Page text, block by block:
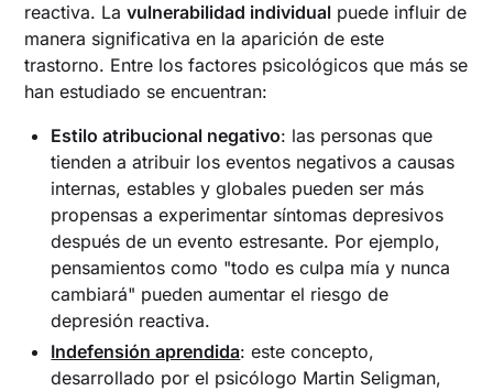
reactiva. Lavulnerabilidad individual puede influir de
manera significativa en la aparición de este
trastorno. Entre los factores psicológicos que más se
han estudiado se encuentran:
Estilo atribucional negativo: las personas que
tienden a atribuir los eventos negativos a causas
internas, estables y globales pueden ser más
propensas a experimentar síntomas depresivos
después de un evento estresante. Por ejemplo,
pensamientos como "todo es culpa mía y nunca
cambiará" pueden aumentar el riesgo de
depresión reactiva.
Indefensión aprendida: este concepto,
desarrollado por el psicólogo Martin Seligman,